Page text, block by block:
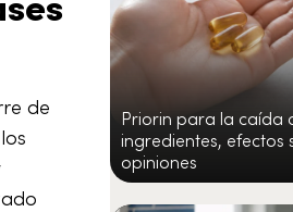
de
Priorin para la caída
ingredientes, efectos
opiniones